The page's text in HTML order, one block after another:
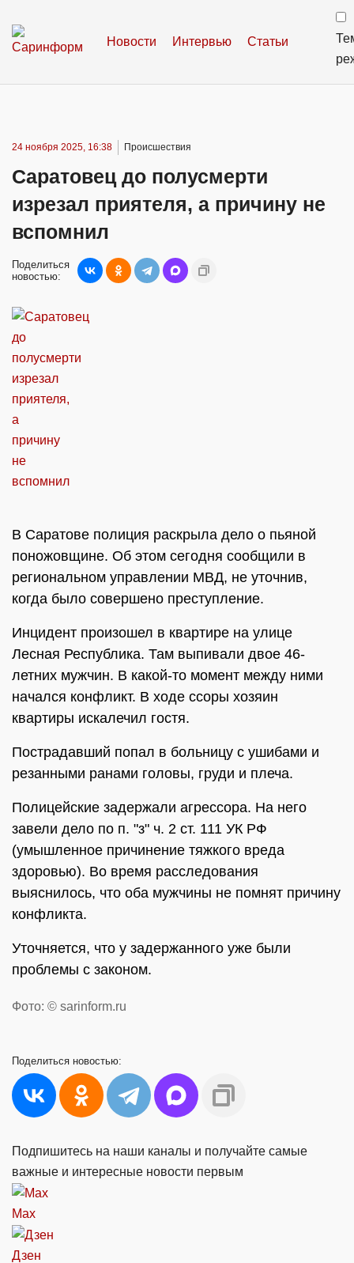
Новости Интервью Статьи
24 ноября 2025, 16:38 Происшествия
Саратовец до полусмерти
изрезал приятеля, а причину не
вспомнил
Поделиться
новостью:
В Саратове полиция раскрыла дело о пьяной
поножовщине. Об этом сегодня сообщили в
региональном управлении МВД, не уточнив,
когда было совершено преступление.
Инцидент произошел в квартире на улице
Лесная Республика. Там выпивали двое 46-
летних мужчин. В какой-то момент между ними
начался конфликт. В ходе ссоры хозяин
квартиры искалечил гостя.
Пострадавший попал в больницу с ушибами и
резанными ранами головы, груди и плеча.
Полицейские задержали агрессора. На него
завели дело по п. "з" ч. 2 ст. 111 УК РФ
(умышленное причинение тяжкого вреда
здоровью). Во время расследования
выяснилось, что оба мужчины не помнят причину
конфликта.
Уточняется, что у задержанного уже были
проблемы с законом.
Фото: © sarinform.ru
Поделиться новостью:
Подпишитесь на наши каналы и получайте самые
важные и интересные новости первым
Max
Дзен